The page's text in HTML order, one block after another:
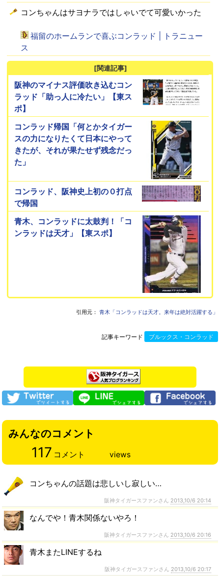
コンちゃんはサヨナラではしゃいでて可愛いかった
福留のホームランで喜ぶコンラッド | トラニュー
ス
[関連記事]
阪神のマイナス評価吹き込むコン
ラッド「助っ人に冷たい」【東ス
ポ】
コンラッド帰国「何とかタイガー
スの力になりたくて日本にやって
きたが、それが果たせず残念だっ
た」
コンラッド、阪神史上初の０打点
で帰国
青木、コンラッドに太鼓判！「コ
ンラッドは天才」【東スポ】
引用元： 青木「コンラッドは天才。来年は絶対活躍する」
記事キーワード ブルックス・コンラッド
みんなのコメント
117 コメント views
コンちゃんの話題は悲しいし寂しい…
阪神タイガースファンさん 2013,10/6 20:14
なんでや！青木関係ないやろ！
阪神タイガースファンさん 2013,10/6 20:16
青木またLINEするね
阪神タイガースファンさん 2013,10/6 20:17